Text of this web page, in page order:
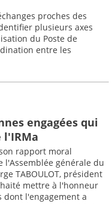
proches des
plusieurs axes
du Poste de
entre les
engagées qui
rapport moral
l'Assemblée générale du
TABOULOT, président
mettre à l'honneur
dont l'engagement a